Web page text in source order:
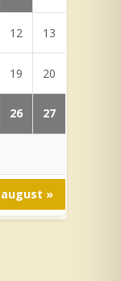
12 13
19 20
26 27
august »